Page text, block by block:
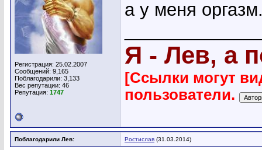
Регистрация: 25.02.2007
Сообщений: 9,165
Поблагодарили: 3,133
Вес репутации: 46
Репутация: 1747
а у меня
Я - Лев, а
[Ссылки могут
пользователи.
Поблагодарили Лев: Ростислав (31.03.2014)